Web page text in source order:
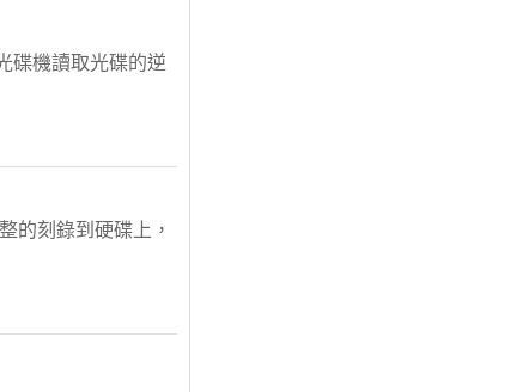
碟機讀取光碟的逆
的刻錄到硬碟上，